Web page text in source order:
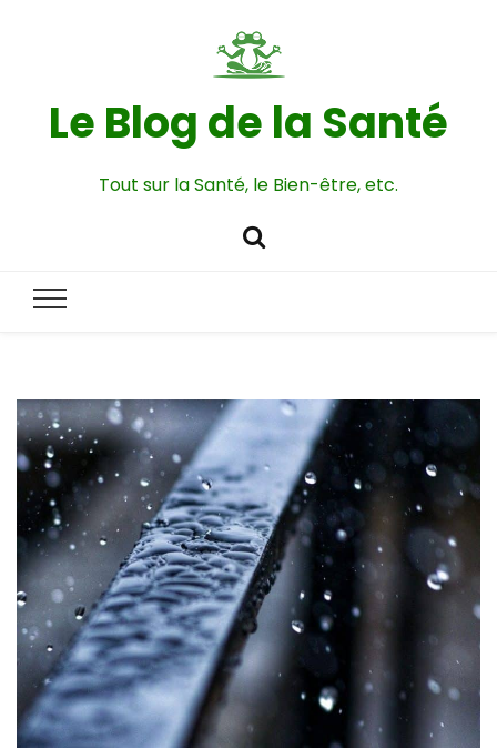
Le Blog de la Santé
Tout sur la Santé, le Bien-être, etc.